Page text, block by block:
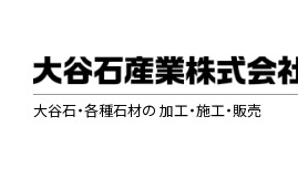
大谷石・各種石材の 加工・施工・販売